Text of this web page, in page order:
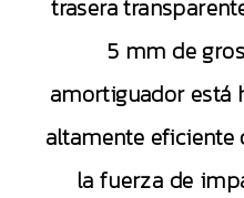
trasera
5 mm de
amortiguador está
altamente eficiente
la fuerza de